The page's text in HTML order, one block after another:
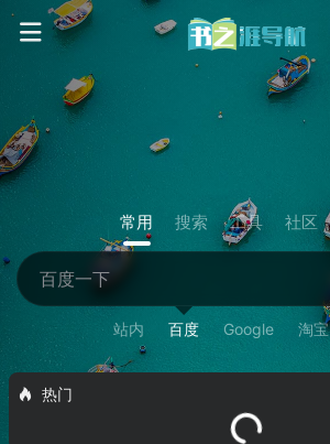
常用 搜索 工具 社区
站内 百度 Google 淘宝
热门